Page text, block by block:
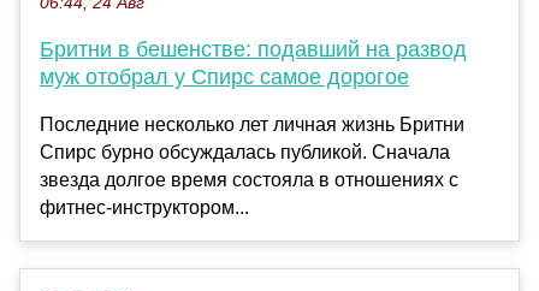
Бритни в бешенстве: подавший на развод
муж отобрал у Спирс самое дорогое
Последние несколько лет личная жизнь Бритни
Спирс бурно обсуждалась публикой. Сначала
звезда долгое время состояла в отношениях с
фитнес-инструктором...